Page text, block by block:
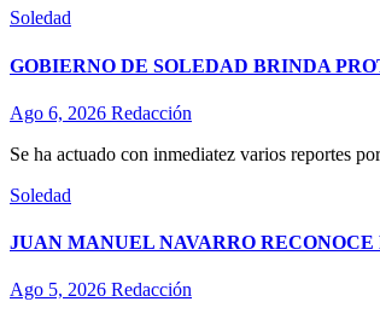
Soledad
GOBIERNO DE SOLEDAD BRINDA
Ago 6, 2026 Redacción
Se ha actuado con inmediatez varios reportes
Soledad
JUAN MANUEL NAVARRO
Ago 5, 2026 Redacción